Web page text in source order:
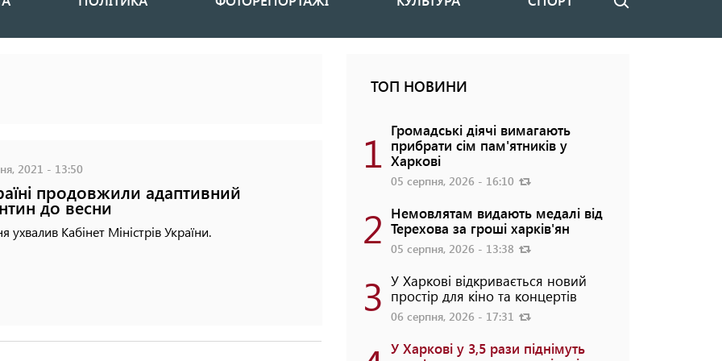
2021 - 13:50
продовжили адаптивний
до весни
ухвалив Кабінет Міністрів України.
ТОП НОВИНИ
1 Громадські діячі вимагають
прибрати сім пам'ятників у
Харкові
05 серпня, 2026 - 16:10
2 Немовлятам видають медалі від
Терехова за гроші харків'ян
05 серпня, 2026 - 13:38
3 У Харкові відкривається новий
простір для кіно та концертів
06 серпня, 2026 - 17:31
У Харкові у 3,5 рази піднімуть